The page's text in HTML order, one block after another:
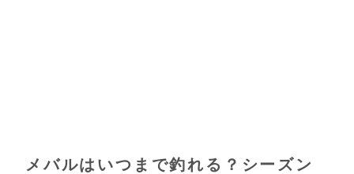
メバルはいつまで釣れる？シーズン